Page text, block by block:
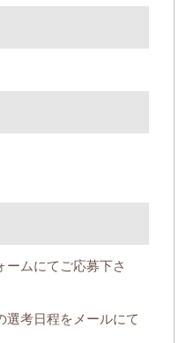
ームにてご応募下さ
選考日程をメールにて